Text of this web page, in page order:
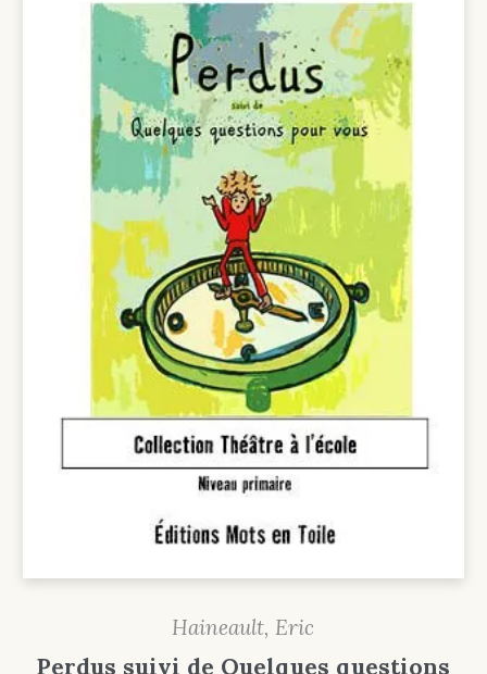
Haineault, Eric
Perdus suivi de Quelques questions